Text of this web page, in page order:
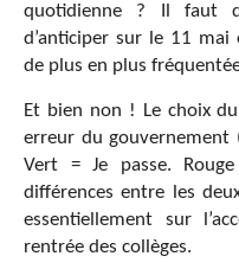
quotidienne ? Il faut
d’anticiper sur le 11
de plus en plus
Et bien non ! Le choix
erreur du gouvernement
Vert = Je passe.
différences entre les
essentiellement sur
rentrée des collèges.